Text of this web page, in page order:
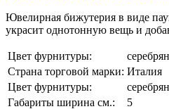
Ювелирная бижутерия в виде
украсит однотонную вещь и
Цвет фурнитуры:
Страна торговой марки: Италия
Цвет фурнитуры:
Габариты ширина см.:
5